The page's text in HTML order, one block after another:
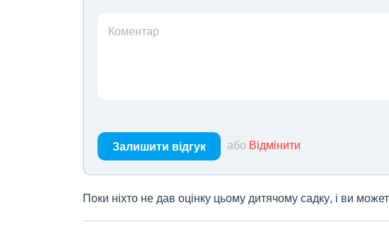
Коментар
Залишити відгук або Відмінити
Поки ніхто не дав оцінку цьому дитячому садку, і ви